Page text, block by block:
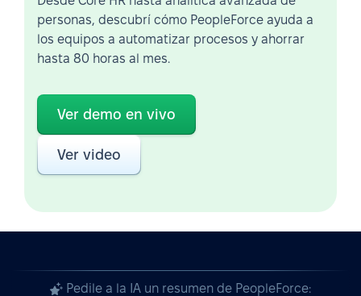
personas, descubrí cómo PeopleForce ayuda a
los equipos a automatizar procesos y ahorrar
hasta 80 horas al mes.
Ver demo en vivo
Ver video
Pedile a la IA un resumen de PeopleForce: